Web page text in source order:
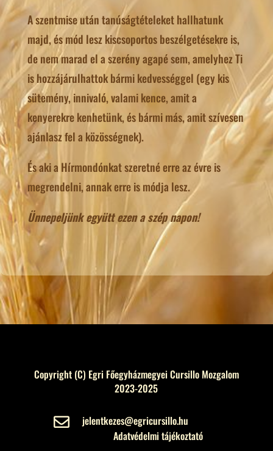
A szentmise után tanúságtételeket hallhatunk
majd, és mód lesz kiscsoportos beszélgetésekre is,
de nem marad el a szerény agapé sem, amelyhez Ti
is hozzájárulhattok bármi kedvességgel (egy kis
sütemény, innivaló, valami kence, amit a
kenyerekre kenhetünk, és bármi más, amit szívesen
ajánlasz fel a közösségnek).
És aki a Hírmondónkat szeretné erre az évre is
megrendelni, annak erre is módja lesz.
Ünnepeljünk együtt ezen a szép napon!
Copyright (C) Egri Főegyházmegyei Cursillo Mozgalom
2023-2025

jelentkezes@egricursillo.hu
Adatvédelmi tájékoztató